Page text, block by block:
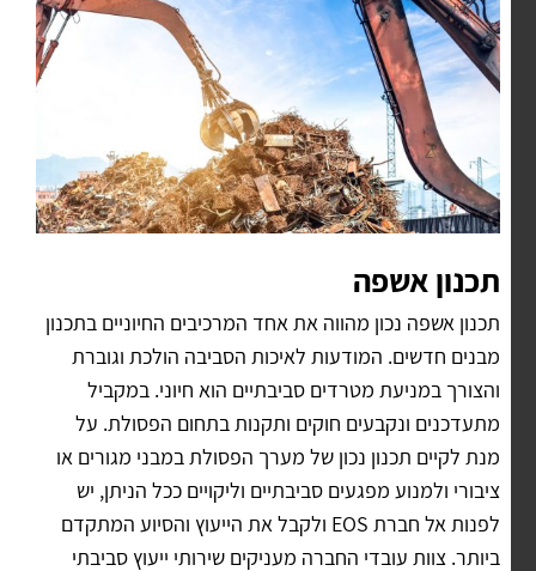
תכנון אשפה
תכנון אשפה נכון מהווה את אחד המרכיבים החיוניים בתכנון
מבנים חדשים. המודעות לאיכות הסביבה הולכת וגוברת
והצורך במניעת מטרדים סביבתיים הוא חיוני. במקביל
מתעדכנים ונקבעים חוקים ותקנות בתחום הפסולת. על
מנת לקיים תכנון נכון של מערך הפסולת במבני מגורים או
ציבורי ולמנוע מפגעים סביבתיים וליקויים ככל הניתן, יש
לפנות אל חברת EOS ולקבל את הייעוץ והסיוע המתקדם
ביותר. צוות עובדי החברה מעניקים שירותי ייעוץ סביבתי